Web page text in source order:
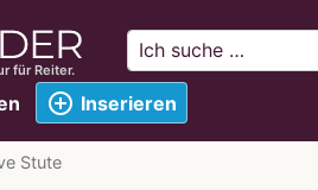
für Reiter.
add_circle_outline Inserieren
Stute